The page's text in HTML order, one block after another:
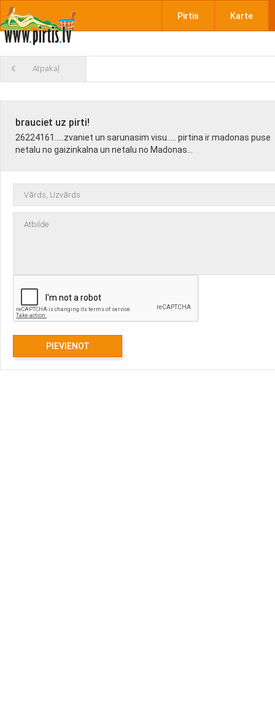
Pirtis Karte
Atpakaļ
brauciet uz pirti!
26224161.....zvaniet un sarunasim visu..... pirtina ir madonas puse
netalu no gaizinkalna un netalu no Madonas...